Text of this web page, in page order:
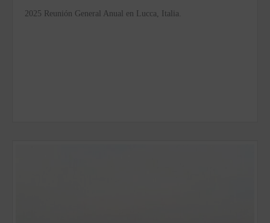
2025 Reunión General Anual en Lucca, Italia.